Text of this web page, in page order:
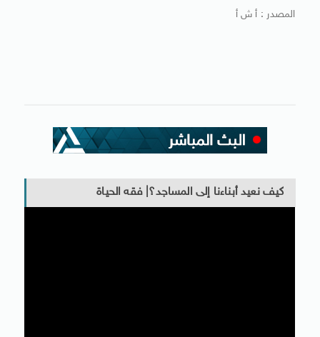
المصدر : أ ش أ
كيف نعيد أبناءنا إلى المساجد؟| فقه الحياة